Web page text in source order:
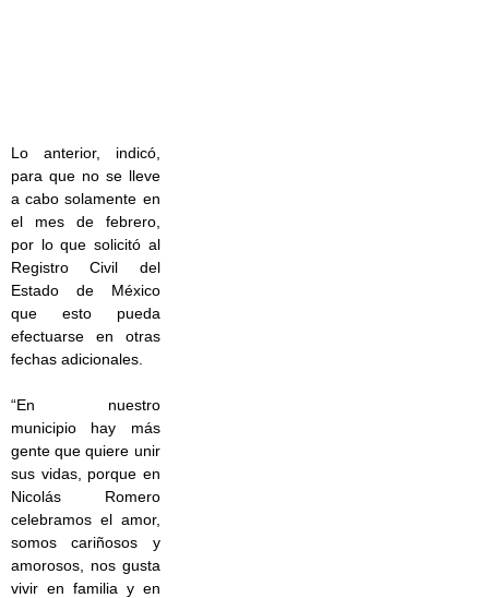
Lo anterior, indicó,
para que no se lleve
a cabo solamente en
el mes de febrero,
por lo que solicitó al
Registro Civil del
Estado de México
que esto pueda
efectuarse en otras
fechas adicionales.
“En nuestro
municipio hay más
gente que quiere unir
sus vidas, porque en
Nicolás Romero
celebramos el amor,
somos cariñosos y
amorosos, nos gusta
vivir en familia y en